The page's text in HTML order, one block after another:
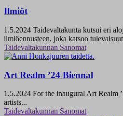
Ilmiöt
1.5.2024 Taidevaltakunta kutsui eri
ilmiöennusteen, joka katsoo
Taidevaltakunnan Sanomat
Art Realm ’24 Biennal
1.5.2024 For the inaugural Art Realm
artists...
Taidevaltakunnan Sanomat